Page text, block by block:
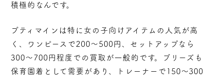
積極的なんです。
プティマインは特に女の子向けアイテムの人気が高
く、ワンピースで200～500円、セットアップなら
300～700円程度での買取が一般的です。ブリーズも
保育園着として需要があり、トレーナーで150～300